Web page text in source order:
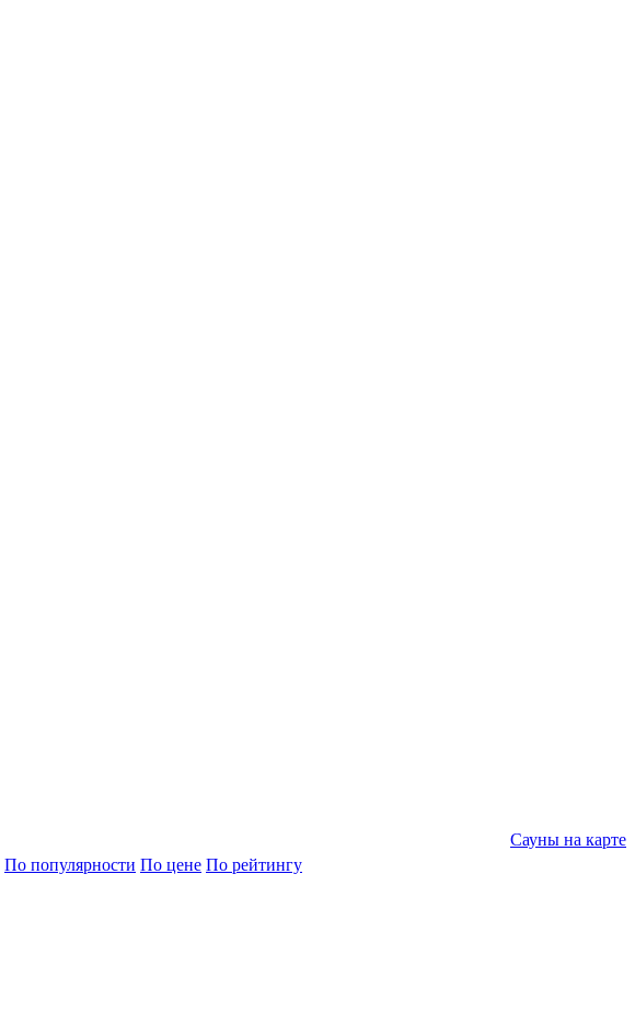
Сауны на карте
По популярности По цене По рейтингу